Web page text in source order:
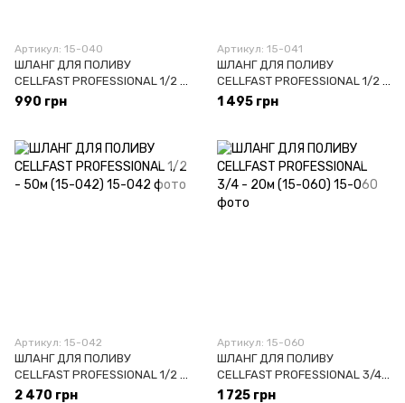
Артикул: 15-040
ШЛАНГ ДЛЯ ПОЛИВУ
СELLFAST PROFESSIONAL 1/2 -
20м (15-040)
990 грн
Артикул: 15-041
ШЛАНГ ДЛЯ ПОЛИВУ
СELLFAST PROFESSIONAL 1/2 -
30м (15-041)
1 495 грн
Артикул: 15-042
ШЛАНГ ДЛЯ ПОЛИВУ
СELLFAST PROFESSIONAL 1/2 -
50м (15-042)
2 470 грн
Артикул: 15-060
ШЛАНГ ДЛЯ ПОЛИВУ
СELLFAST PROFESSIONAL 3/4 -
20м (15-060)
1 725 грн